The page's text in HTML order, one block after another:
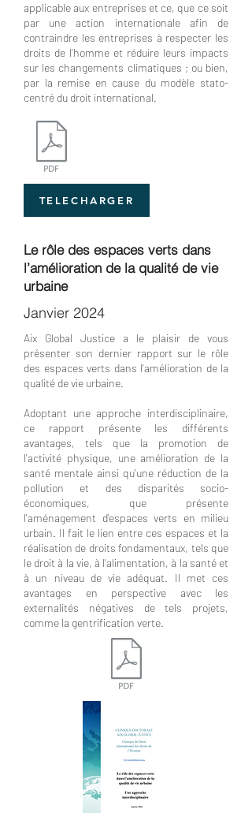
applicable aux entreprises et ce, que ce soit
par une action internationale afin de
contraindre les entreprises à respecter les
droits de l’homme et réduire leurs impacts
sur les changements climatiques ; ou bien,
par la remise en cause du modèle stato-
centré du droit international.
TELECHARGER
Le rôle des espaces verts dans
l’amélioration de la qualité de vie
urbaine
Janvier 2024
Aix Global Justice a le plaisir de vous
présenter son dernier rapport sur le rôle
des espaces verts dans l'amélioration de la
qualité de vie urbaine.
Adoptant une approche interdisciplinaire,
ce rapport présente les différents
avantages, tels que la promotion de
l'activité physique, une amélioration de la
santé mentale ainsi qu'une réduction de la
pollution et des disparités socio-
économiques, que présente
l'aménagement d'espaces verts en milieu
urbain. Il fait le lien entre ces espaces et la
réalisation de droits fondamentaux, tels que
le droit à la vie, à l'alimentation, à la santé et
à un niveau de vie adéquat. Il met ces
avantages en perspective avec les
externalités négatives de tels projets,
comme la gentrification verte.